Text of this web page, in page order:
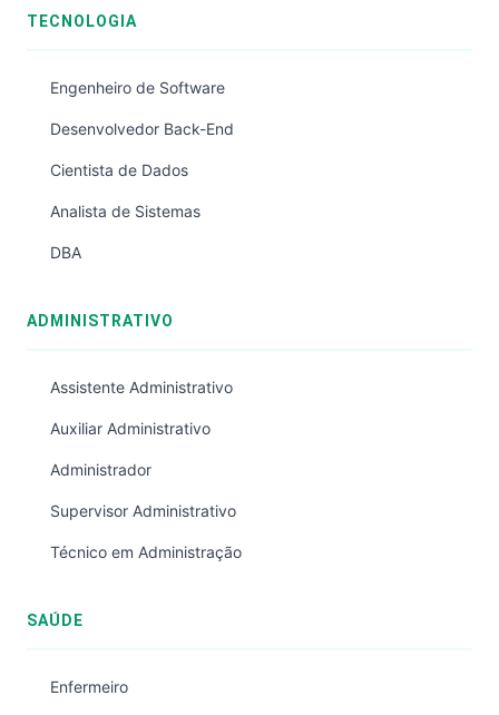
TECNOLOGIA
Engenheiro de Software
Desenvolvedor Back-End
Cientista de Dados
Analista de Sistemas
DBA
ADMINISTRATIVO
Assistente Administrativo
Auxiliar Administrativo
Administrador
Supervisor Administrativo
Técnico em Administração
SAÚDE
Enfermeiro